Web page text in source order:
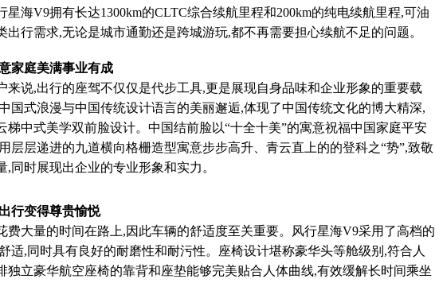
星海V9拥有长达1300km的CLTC综合续航里程和200km的纯电续航里程,可油
出行需求,无论是城市通勤还是跨城游玩,都不再需要担心续航不足的问题。
家庭美满事业有成
来说,出行的座驾不仅仅是代步工具,更是展现自身品味和企业形象的重要载
国式浪漫与中国传统设计语言的美丽邂逅,体现了中国传统文化的博大精深,
梯中式美学双前脸设计。中国结前脸以“十全十美”的寓意祝福中国家庭平安
层层递进的九道横向格栅造型寓意步步高升、青云直上的的登科之“势”,致敬
,同时展现出企业的专业形象和实力。
行变得尊贵愉悦
费大量的时间在路上,因此车辆的舒适度至关重要。风行星海V9采用了高档的
适,同时具有良好的耐磨性和耐污性。座椅设计堪称豪华头等舱级别,符合人
独立豪华航空座椅的靠背和座垫能够完美贴合人体曲线,有效缓解长时间乘坐